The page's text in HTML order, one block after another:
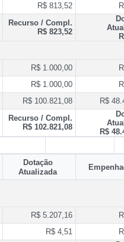
R$ 813,52
Recurso / Compl.
R$ 823,52
R$ 1.000,00
R$ 1.000,00
R$ 100.821,08 R$
Recurso / Compl.
R$ 102.821,08
R$
Dotação
Atualizada
R$ 5.207,16
R$ 4,51